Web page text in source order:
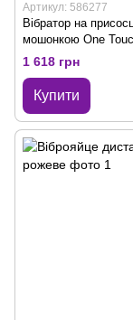
Артикул: 586277
Вібратор на
мошонкою One
1 618 грн
Купити